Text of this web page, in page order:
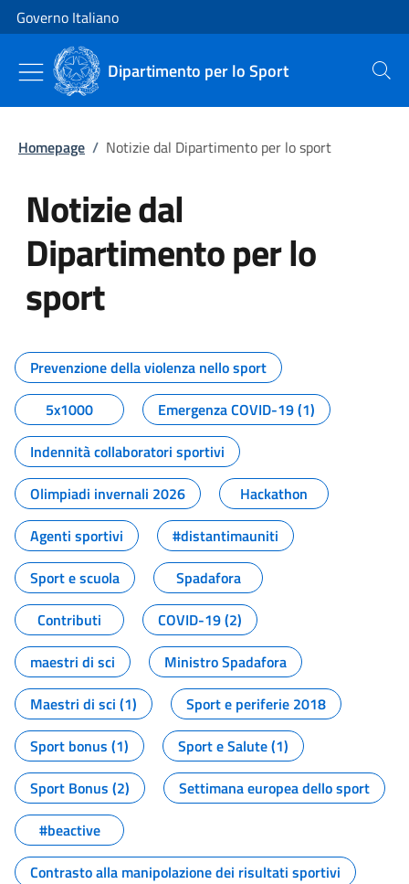
Vai al contenuto
Vai alla navigazione del sito
Governo Italiano
Dipartimento per lo Sport Cerca
Homepage / Notizie dal Dipartimento per lo sport
Notizie dal
Dipartimento per lo
sport
Tutti i contenuti della pagina
Prevenzione della violenza nello sport
5x1000
Emergenza COVID-19 (1)
Indennità collaboratori sportivi
Olimpiadi invernali 2026
Hackathon
Agenti sportivi
#distantimauniti
Sport e scuola
Spadafora
Contributi
COVID-19 (2)
maestri di sci
Ministro Spadafora
Maestri di sci (1)
Sport e periferie 2018
Sport bonus (1)
Sport e Salute (1)
Sport Bonus (2)
Settimana europea dello sport
#beactive
Contrasto alla manipolazione dei risultati sportivi